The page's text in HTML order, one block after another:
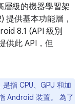
層級的機器學習架
提供基本功能層，
8.1 (API 級別
供此 API，但
指 CPU、GPU 和加
Android 裝置。 為了